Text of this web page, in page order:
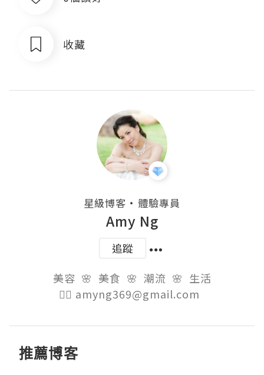
收藏
星級博客 ・ 體驗專員
Amy Ng
追蹤
美容  🌸  美食  🌸  潮流  🌸  生活
👉🏻 amyng369@gmail.com
推薦博客